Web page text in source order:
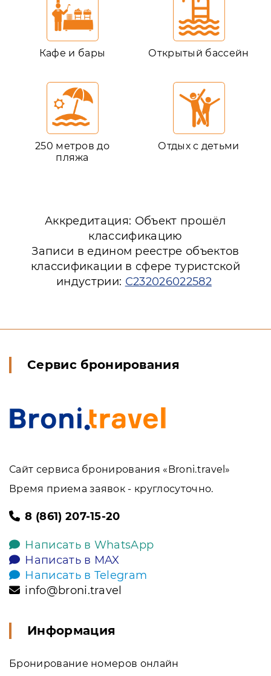
Кафе и бары Открытый бассейн
250 метров до
пляжа
Отдых с детьми
Аккредитация: Объект прошёл
классификацию
Записи в едином реестре объектов
классификации в сфере туристской
индустрии: С232026022582
Сервис бронирования
Сайт сервиса бронирования «Broni.travel»
Время приема заявок - круглосуточно.
8 (861) 207-15-20
Написать в WhatsApp
Написать в MAX
Написать в Telegram
info@broni.travel
Информация
Бронирование номеров онлайн